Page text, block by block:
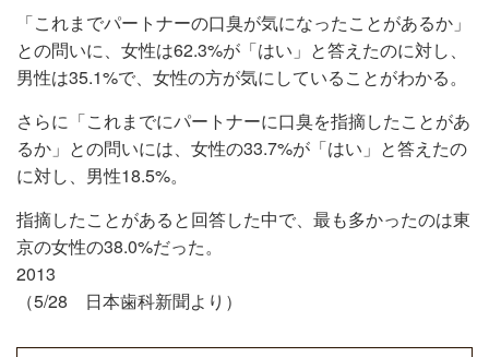
「これまでパートナーの口臭が気になったことがあるか」
との問いに、女性は62.3%が「はい」と答えたのに対し、
男性は35.1%で、女性の方が気にしていることがわかる。
さらに「これまでにパートナーに口臭を指摘したことがあ
るか」との問いには、女性の33.7%が「はい」と答えたの
に対し、男性18.5%。
指摘したことがあると回答した中で、最も多かったのは東
京の女性の38.0%だった。
2013
（5/28 日本歯科新聞より）